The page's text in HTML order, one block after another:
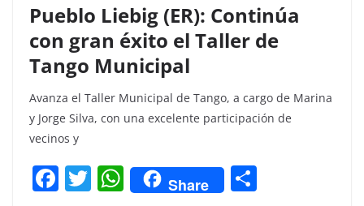
Pueblo Liebig (ER): Continúa
con gran éxito el Taller de
Tango Municipal
Avanza el Taller Municipal de Tango, a cargo de Marina
y Jorge Silva, con una excelente participación de
vecinos y
F T W Share